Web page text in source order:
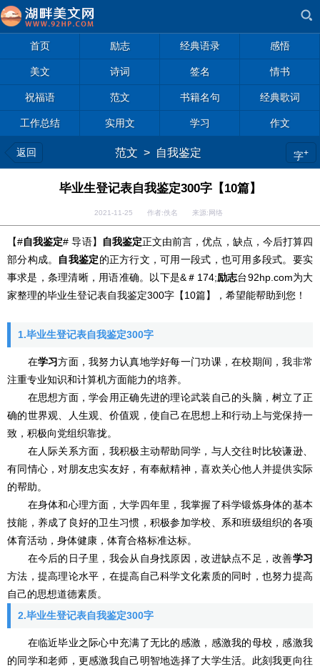
首页 励志 经典语录 感悟
美文 诗词 签名 情书
祝福语 范文 书籍名句 经典歌词
工作总结 实用文 学习 作文
返回 范文 > 自我鉴定 字+
毕业生登记表自我鉴定300字【10篇】
2021-11-25 作者:佚名 来源:网络
【#自我鉴定# 导语】 自我鉴定正文由前言，优点，缺点，今后打算四
部分构成。
自我鉴定的正方行文，可用一段式，也可用多段式。要实
事求是，条理清晰，用语准确。以下是&＃174;励志台92hp.com为大
家整理的毕业生登记表自我鉴定300字【10篇】，希望能帮助到您！
1.毕业生登记表自我鉴定300字
在学习方面，我努力认真地学好每一门功课，在校期间，我非常
注重专业知识和计算机方面能力的培养。
在思想方面，学会用正确先进的理论武装自己的头脑，树立了正
确的世界观、人生观、价值观，使自己在思想上和行动上与党保持一
致，积极向党组织靠拢。
在人际关系方面，我积极主动帮助同学，与人交往时比较谦逊、
有同情心，对朋友忠实友好，有奉献精神，喜欢关心他人并提供实际
的帮助。
在身体和心理方面，大学四年里，我掌握了科学锻炼身体的基本
技能，养成了良好的卫生习惯，积极参加学校、系和班级组织的各项
体育活动，身体健康，体育合格标准达标。
在今后的日子里，我会从自身找原因，改进缺点不足，改善学习
方法，提高理论水平，在提高自己科学文化素质的同时，也努力提高
自己的思想道德素质。
2.毕业生登记表自我鉴定300字
在临近毕业之际心中充满了无比的感激，感激我的母校，感激我
的同学和老师，更感激我自己明智地选择了大学生活。此刻我更向往